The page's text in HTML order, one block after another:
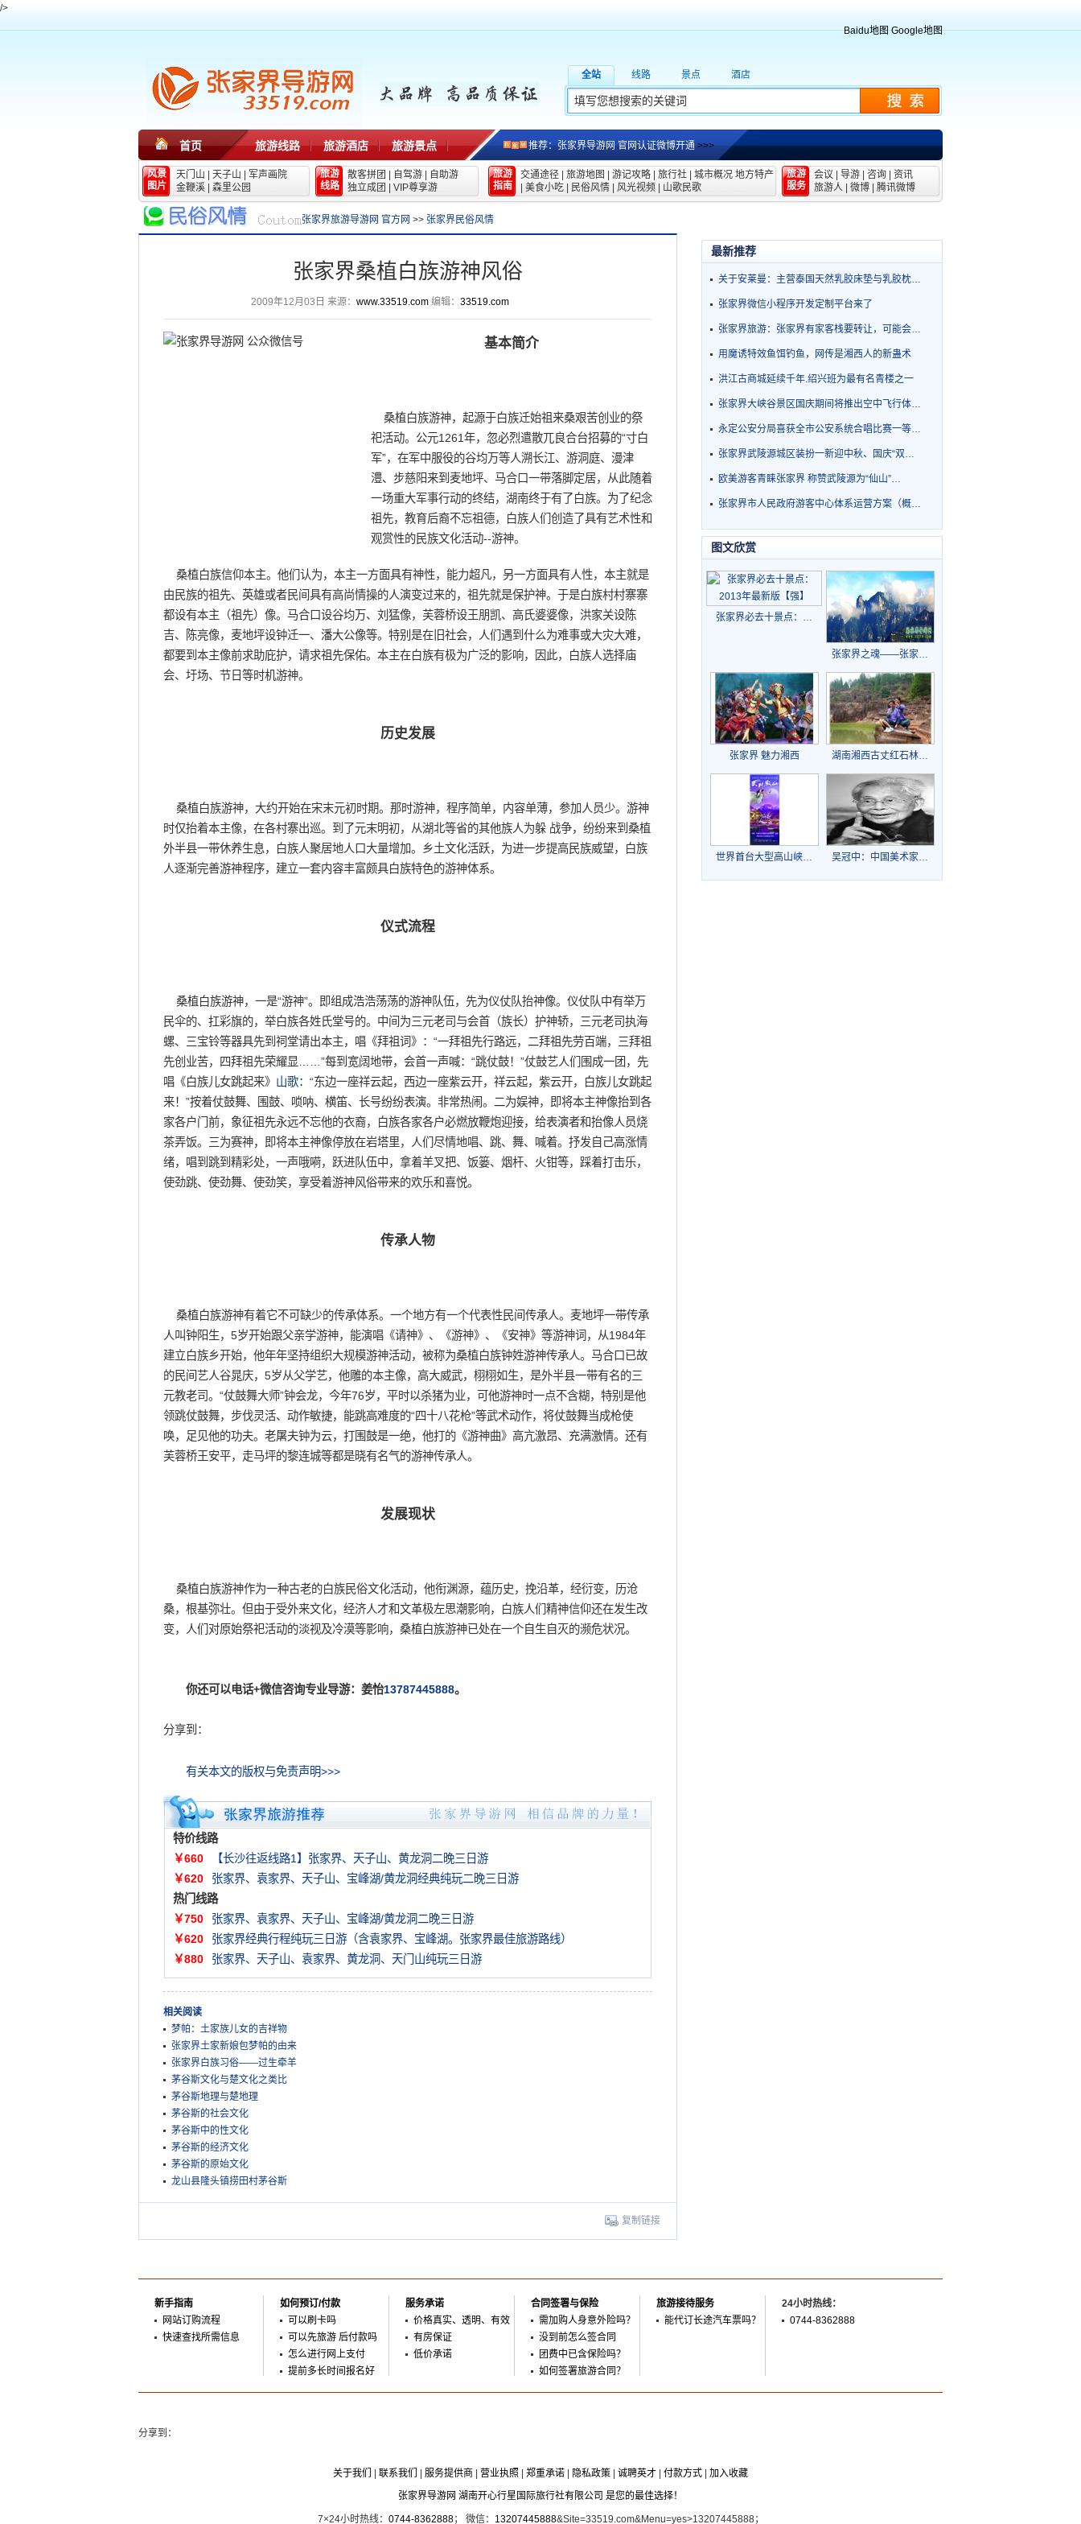
/>
Baidu地图 Google地图
全站 线路 景点 酒店
首页 旅游线路 旅游酒店 旅游景点 推荐：张家界导游网 官网认证微博开通>>>
风景
图片
天门山 天子山
军声画院
金鞭溪
森里公园
旅游
线路
散客拼团 自驾游
自助游
独立成团
VIP尊享游
旅游
指南
交通途径 旅游地图 游记攻略 旅行社 城市概况 地方特产
美食小吃 民俗风情 风光视频 山歌民歌
旅游
服务
会议 导游 咨询
资讯
旅游人
微博 腾讯微博
张家界旅游导游网 官方网 >> 张家界民俗风情
张家界桑植白族游神风俗
2009年12月03日 来源： www.33519.com编辑： 33519.com
基本简介
桑植白族游神，起源于白族迁始祖来桑艰苦创业的祭
祀活动。公元1261年，忽必烈遣散兀良合台招募的“寸白
军”，在军中服役的谷均万等人溯长江、游洞庭、漫津
澧、步慈阳来到麦地坪、马合口一带落脚定居，从此随着
一场重大军事行动的终结，湖南终于有了白族。为了纪念
祖先，教育后裔不忘祖德，白族人们创造了具有艺术性和
观赏性的民族文化活动--游神。
桑植白族信仰本主。他们认为，本主一方面具有神性，能力超凡，另一方面具有人性，本主就是
由民族的祖先、英雄或者民间具有高尚情操的人演变过来的，祖先就是保护神。于是白族村村寨寨
都设有本主（祖先）像。马合口设谷均万、刘猛像，芙蓉桥设王朋凯、高氏婆婆像，洪家关设陈
吉、陈亮像，麦地坪设钟迁一、潘大公像等。特别是在旧社会，人们遇到什么为难事或大灾大难，
都要到本主像前求助庇护，请求祖先保佑。本主在白族有极为广泛的影响，因此，白族人选择庙
会、圩场、节日等时机游神。
历史发展
桑植白族游神，大约开始在宋末元初时期。那时游神，程序简单，内容单薄，参加人员少。游神
时仅抬着本主像，在各村寨出巡。到了元末明初，从湖北等省的其他族人为躲 战争，纷纷来到桑植
外半县一带休养生息，白族人聚居地人口大量增加。乡土文化活跃，为进一步提高民族威望，白族
人逐渐完善游神程序，建立一套内容丰富颇具白族特色的游神体系。
仪式流程
桑植白族游神，一是“游神”。即组成浩浩荡荡的游神队伍，先为仪仗队抬神像。仪仗队中有举万
民伞的、扛彩旗的，举白族各姓氏堂号的。中间为三元老司与会首（族长）护神轿，三元老司执海
螺、三宝铃等器具先到祠堂请出本主，唱《拜祖词》：“一拜祖先行路远，二拜祖先劳百端，三拜祖
先创业苦，四拜祖先荣耀显……”每到宽阔地带，会首一声喊：“跳仗鼓！”仗鼓艺人们围成一团，先
唱《白族儿女跳起来》 山歌：“东边一座祥云起，西边一座紫云开，祥云起，紫云开，白族儿女跳起
来！”按着仗鼓舞、围鼓、唢呐、横笛、长号纷纷表演。非常热闹。二为娱神，即将本主神像抬到各
家各户门前，象征祖先永远不忘他的衣裔，白族各家各户必燃放鞭炮迎接，给表演者和抬像人员烧
茶弄饭。三为赛神，即将本主神像停放在岩塔里，人们尽情地唱、跳、舞、喊着。抒发自己高涨情
绪，唱到跳到精彩处，一声哦嗬，跃进队伍中，拿着羊叉把、饭篓、烟杆、火钳等，踩着打击乐，
使劲跳、使劲舞、使劲笑，享受着游神风俗带来的欢乐和喜悦。
传承人物
桑植白族游神有着它不可缺少的传承体系。一个地方有一个代表性民间传承人。麦地坪一带传承
人叫钟阳生，5岁开始跟父亲学游神，能演唱《请神》、《游神》、《安神》等游神词，从1984年
建立白族乡开始，他年年坚持组织大规模游神活动，被称为桑植白族钟姓游神传承人。马合口已故
的民间艺人谷晁庆，5岁从父学艺，他雕的本主像，高大威武，栩栩如生，是外半县一带有名的三
元教老司。“仗鼓舞大师”钟会龙，今年76岁，平时以杀猪为业，可他游神时一点不含糊，特别是他
领跳仗鼓舞，步伐灵活、动作敏捷，能跳高难度的“四十八花枪”等武术动作，将仗鼓舞当成枪使
唤，足见他的功夫。老屠夫钟为云，打围鼓是一绝，他打的《游神曲》高亢激昂、充满激情。还有
芙蓉桥王安平，走马坪的黎连城等都是晓有名气的游神传承人。
发展现状
桑植白族游神作为一种古老的白族民俗文化活动，他衔渊源，蕴历史，挽沿革，经衍变，历沧
桑，根基弥壮。但由于受外来文化，经济人才和文革极左思潮影响，白族人们精神信仰还在发生改
变，人们对原始祭祀活动的淡视及冷漠等影响，桑植白族游神已处在一个自生自灭的濒危状况。
你还可以电话+微信咨询专业导游：姜怡13787445888。
分享到：
有关本文的版权与免责声明>>>
特价线路
￥660
【长沙往返线路1】张家界、天子山、黄龙洞二晚三日游
￥620
张家界、袁家界、天子山、宝峰湖/黄龙洞经典纯玩二晚三日游
热门线路
￥750
张家界、袁家界、天子山、宝峰湖/黄龙洞二晚三日游
￥620
张家界经典行程纯玩三日游（含袁家界、宝峰湖。张家界最佳旅游路线）
￥880
张家界、天子山、袁家界、黄龙洞、天门山纯玩三日游
相关阅读
梦帕：土家族儿女的吉祥物
张家界土家新娘包梦帕的由来
张家界白族习俗——过生牵羊
茅谷斯文化与楚文化之类比
茅谷斯地理与楚地理
茅谷斯的社会文化
茅谷斯中的性文化
茅谷斯的经济文化
茅谷斯的原始文化
龙山县隆头镇捞田村茅谷斯
复制链接
最新推荐
关于安莱曼：主营泰国天然乳胶床垫与乳胶枕…
张家界微信小程序开发定制平台来了
张家界旅游：张家界有家客栈要转让，可能会…
用魔诱特效鱼饵钓鱼，网传是湘西人的新蛊术
洪江古商城延续千年.绍兴班为最有名青楼之一
张家界大峡谷景区国庆期间将推出空中飞行体…
永定公安分局喜获全市公安系统合唱比赛一等…
张家界武陵源城区装扮一新迎中秋、国庆“双…
欧美游客青睐张家界 称赞武陵源为“仙山”…
张家界市人民政府游客中心体系运营方案（概…
图文欣赏
张家界必去十景点：…
张家界之魂——张家…
张家界 魅力湘西 湖南湘西古丈红石林…
世界首台大型高山峡… 吴冠中：中国美术家…
新手指南
网站订购流程
快速查找所需信息
如何预订/付款
可以刷卡吗
可以先旅游 后付款吗
怎么进行网上支付
提前多长时间报名好
服务承诺
价格真实、透明、有效
有房保证
低价承诺
合同签署与保险
需加购人身意外险吗？
没到前怎么签合同
团费中已含保险吗？
如何签署旅游合同？
旅游接待服务
能代订长途汽车票吗？
24小时热线：
0744-8362888
分享到：
关于我们 联系我们 服务提供商 营业执照 郑重承诺 隐私政策 诚聘英才 付款方式
加入收藏
张家界导游网 湖南开心行星国际旅行社有限公司 是您的最佳选择！
7×24小时热线： 0744-8362888； 微信： 13207445888&Site=33519.com&Menu=yes>13207445888；